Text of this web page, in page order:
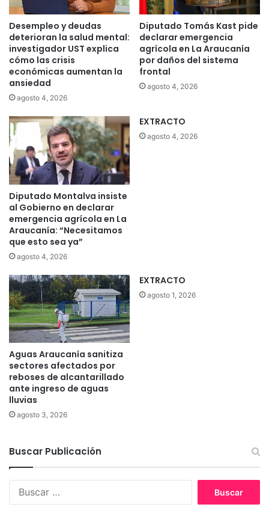
Desempleo y deudas
deterioran la salud mental:
investigador UST explica
cómo las crisis
económicas aumentan la
ansiedad
agosto 4, 2026
Diputado Tomás Kast pide
declarar emergencia
agrícola en La Araucanía
por daños del sistema
frontal
agosto 4, 2026
Diputado Montalva insiste
al Gobierno en declarar
emergencia agrícola en La
Araucanía: “Necesitamos
que esto sea ya”
agosto 4, 2026
EXTRACTO
agosto 4, 2026
Aguas Araucanía sanitiza
sectores afectados por
reboses de alcantarillado
ante ingreso de aguas
lluvias
agosto 3, 2026
EXTRACTO
agosto 1, 2026
Buscar Publicación